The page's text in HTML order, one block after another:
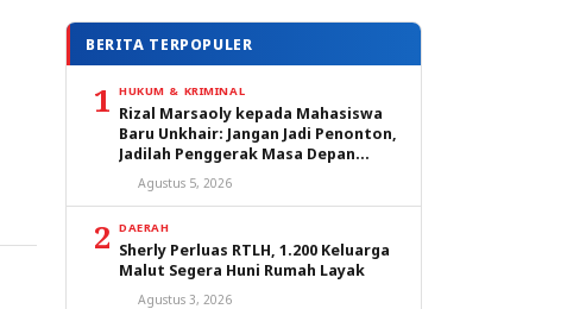
BERITA TERPOPULER
1 HUKUM & KRIMINAL
Rizal Marsaoly kepada Mahasiswa
Baru Unkhair: Jangan Jadi Penonton,
Jadilah Penggerak Masa Depan
Ternate dan Maluku Utara
Agustus 5, 2026
2 DAERAH
Sherly Perluas RTLH, 1.200 Keluarga
Malut Segera Huni Rumah Layak
Agustus 3, 2026